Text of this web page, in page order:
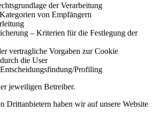
der Verarbeitung
von Empfängern
– Kriterien für die Festlegung der
vertragliche Vorgaben zur Cookie
die User
Profiling
jeweiligen Betreiber.
Drittanbietern haben wir auf unsere Website